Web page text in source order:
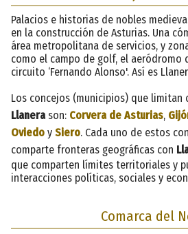
Palacios e historias de nobles
en la construcción de Asturias. Una
área metropolitana de servicios, y
como el campo de golf, el aeródromo
circuito ‘Fernando Alonso'. Así es
Los concejos (municipios) que limitan
Llanerason: Corvera de Asturias,
Oviedo y Siero. Cada uno de estos
comparte fronteras geográficas con
que comparten límites territoriales y
interacciones políticas, sociales y
Comarca del